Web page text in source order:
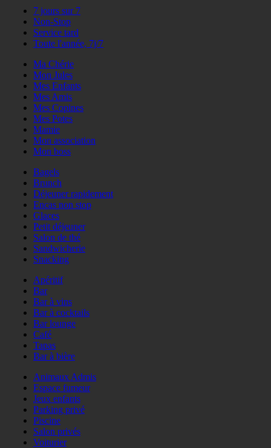
7 jours sur 7
Non-Stop
Service tard
Toute l'année, 7j/7
Ma Chérie
Mon Jules
Mes Enfants
Mes Amis
Mes Copines
Mes Potes
Mamie
Mon association
Mon boss
Bagels
Brunch
Déjeuner rapidement
Encas non stop
Glaces
Petit déjeuner
Salon de thé
Sandwicherie
Snacking
Apéritif
Bar
Bar à vins
Bar à cocktails
Bar lounge
Café
Tapas
Bar à bière
Animaux Admis
Espace fumeur
Jeux enfants
Parking privé
Piscine
Salon privés
Voiturier